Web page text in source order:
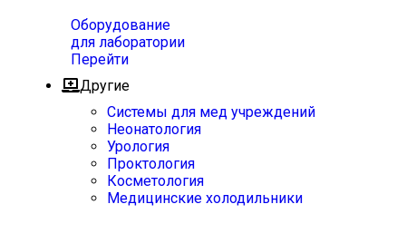
Оборудование
для лаборатории
Перейти
Другие
Системы для мед учреждений
Неонатология
Урология
Проктология
Косметология
Медицинские холодильники